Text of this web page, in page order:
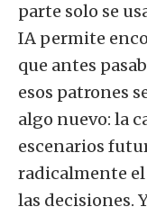
parte solo se
IA permite
que antes
esos patrones
algo nuevo: la
escenarios
radicalmente
las decisiones.